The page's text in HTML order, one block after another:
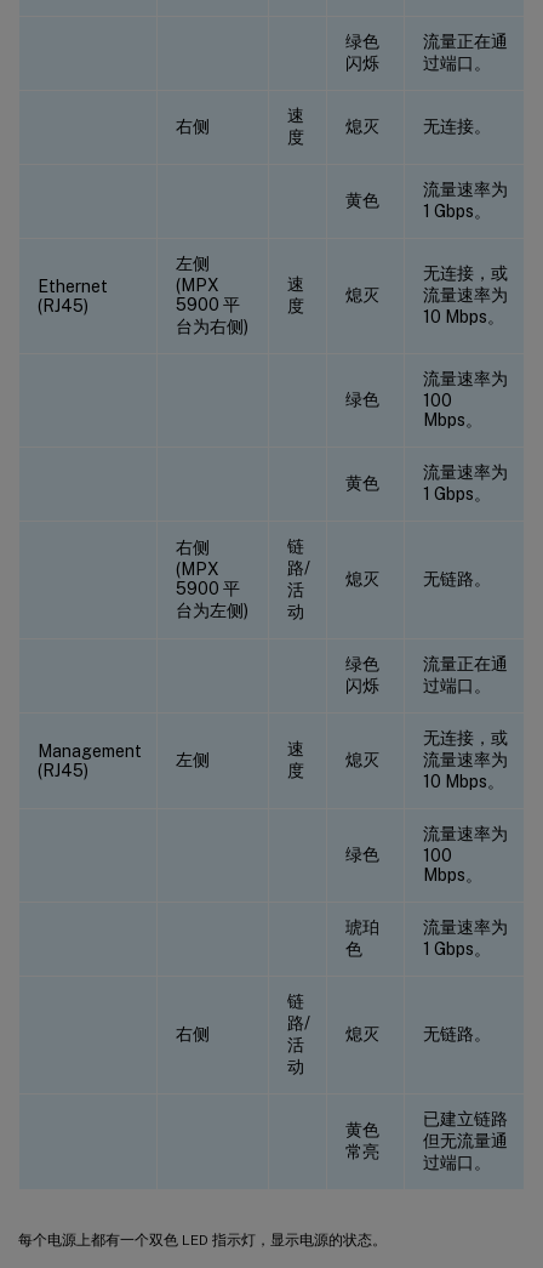
绿色
闪烁
流量正在通
过端口。
右侧
速
度
熄灭 无连接。
黄色
流量速率为
1 Gbps。
Ethernet
(RJ45)
左侧
(MPX
5900 平
台为右侧)
速
度
熄灭
无连接，或
流量速率为
10 Mbps。
绿色
流量速率为
100
Mbps。
黄色
流量速率为
1 Gbps。
右侧
(MPX
5900 平
台为左侧)
链
路/
活
动
熄灭 无链路。
绿色
闪烁
流量正在通
过端口。
Management
(RJ45)
左侧
速
度
熄灭
无连接，或
流量速率为
10 Mbps。
绿色
流量速率为
100
Mbps。
琥珀
色
流量速率为
1 Gbps。
右侧
链
路/
活
动
熄灭 无链路。
黄色
常亮
已建立链路
但无流量通
过端口。
每个电源上都有一个双色 LED 指示灯，显示电源的状态。